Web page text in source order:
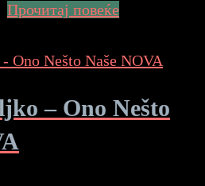
Прочитај повеќе
– Ono Nešto